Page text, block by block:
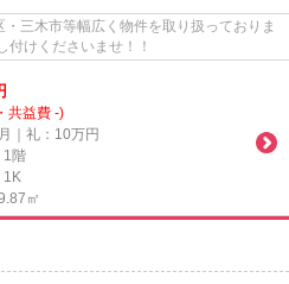
三木市等幅広く物件を取り扱っておりま
付けくださいませ！！
共益費 -)
｜礼：10万円
1階
1K
㎡